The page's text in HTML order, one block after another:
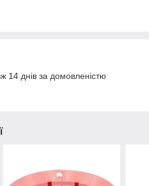
14 днів за домовленістю